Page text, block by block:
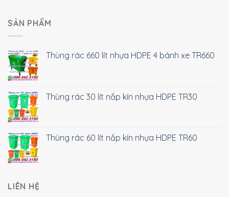
SẢN PHẨM
Thùng rác 660 lít nhựa HDPE 4 bánh xe TR660
Thùng rác 30 lít nắp kín nhựa HDPE TR30
Thùng rác 60 lít nắp kín nhựa HDPE TR60
LIÊN HỆ